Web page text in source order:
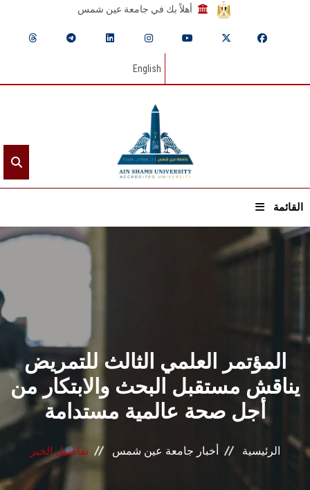
أهلاً بك في جامعة عين شمس
English
القائمة
الرئيسيـة
القطاعـات
الشئون الأكاديمية
البحث العلمي
المراكز والوحدات
المؤتمر العلمي الثالث للتمريض
يناقش مستقبل البحث والابتكار من
أجل صحة عالمية مستدامة
الرئيسية أخبار جامعة عين شمس تفاصيل الخبر